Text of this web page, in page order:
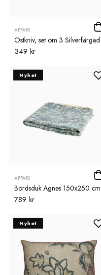
AFFARI
Ostkniv, set om 3 Silverfärgad
349 kr
Nyhet
AFFARI
Bordsduk Agnes 150x250 cm
789 kr
Nyhet